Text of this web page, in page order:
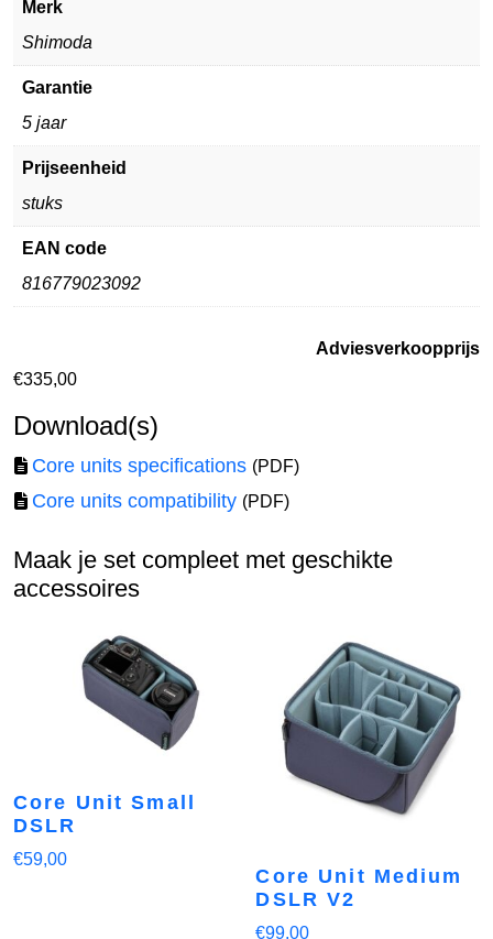
Merk
Shimoda
Garantie
5 jaar
Prijseenheid
stuks
EAN code
816779023092
Adviesverkoopprijs
€335,00
Download(s)
Core units specifications (PDF)
Core units compatibility (PDF)
Maak je set compleet met geschikte
accessoires
Core Unit Small
DSLR
€59,00
Core Unit Medium
DSLR V2
€99,00